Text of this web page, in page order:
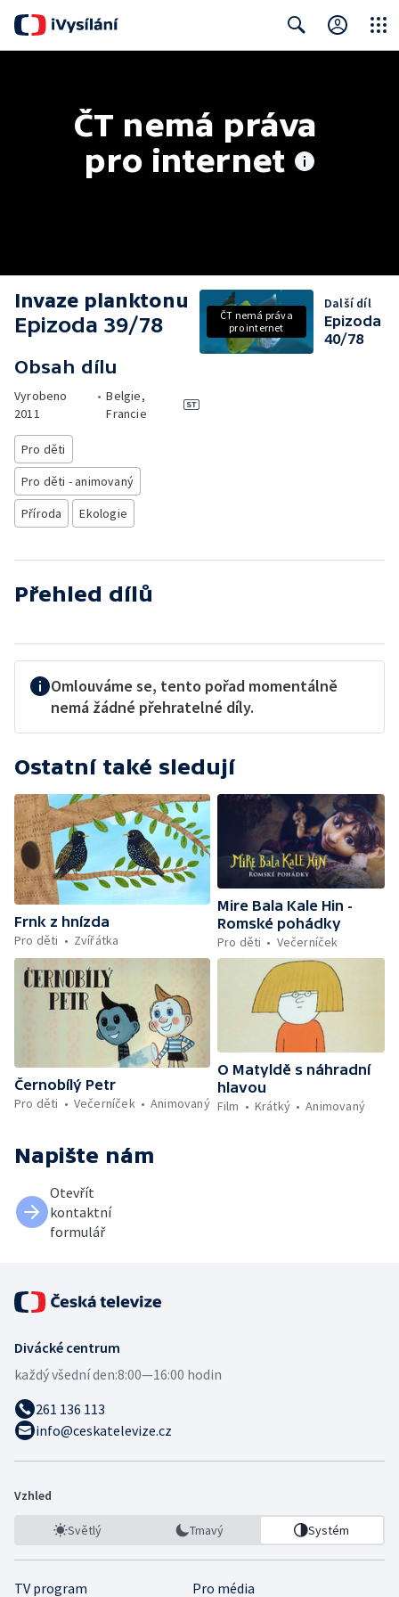
ČT nemá práva
pro internet
Invaze planktonu
Epizoda 39/78
Obsah dílu
Vyrobeno
2011
• Belgie,
Francie
Pro děti
Pro děti - animovaný
Příroda
Ekologie
ČT nemá práva
pro internet
Další díl
Epizoda
40/78
Přehled dílů
Omlouváme se, tento pořad momentálně
nemá žádné přehratelné díly.
Ostatní také sledují
Frnk z hnízda
Pro děti
Zvířátka
Mire Bala Kale Hin -
Romské pohádky
Pro děti
Večerníček
Černobílý Petr
Pro děti
Večerníček Animovaný
O Matyldě s náhradní
hlavou
Film
Krátký Animovaný
Napište nám
Otevřít
kontaktní
formulář
Divácké centrum
každý všední den:8:00—16:00 hodin
261 136 113
info@ceskatelevize.cz
Vzhled
Světlý Tmavý Systém
TV program Pro média